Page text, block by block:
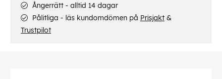
Ångerrätt - alltid 14 dagar
Pålitliga - läs kundomdömen på Prisjakt &
Trustpilot